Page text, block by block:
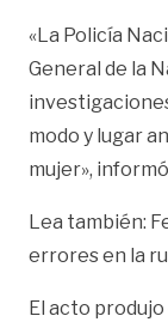
«La Policía
General de la
modo y lugar
mujer»,
Lea también:
errores en la
El acto